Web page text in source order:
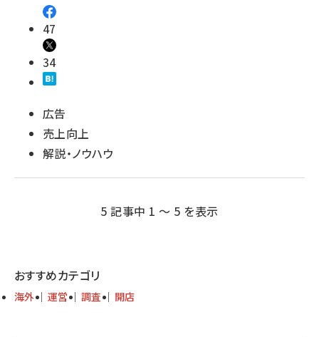
47
34
広告
売上向上
解説・ノウハウ
5 記事中 1 ～ 5 を表示
おすすめカテゴリ
海外 運営 調査 開店